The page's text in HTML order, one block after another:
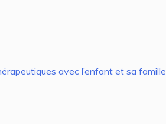
avec l’enfant et sa famille